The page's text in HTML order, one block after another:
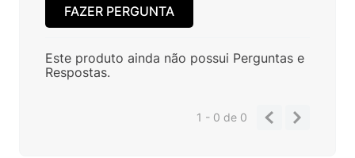
FAZER PERGUNTA
Este produto ainda não possui Perguntas e
Respostas.
1 - 0de 0